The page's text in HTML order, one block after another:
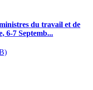
du travail et de
6-7 Septemb...